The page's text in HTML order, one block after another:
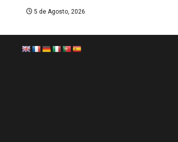
5 de Agosto, 2026